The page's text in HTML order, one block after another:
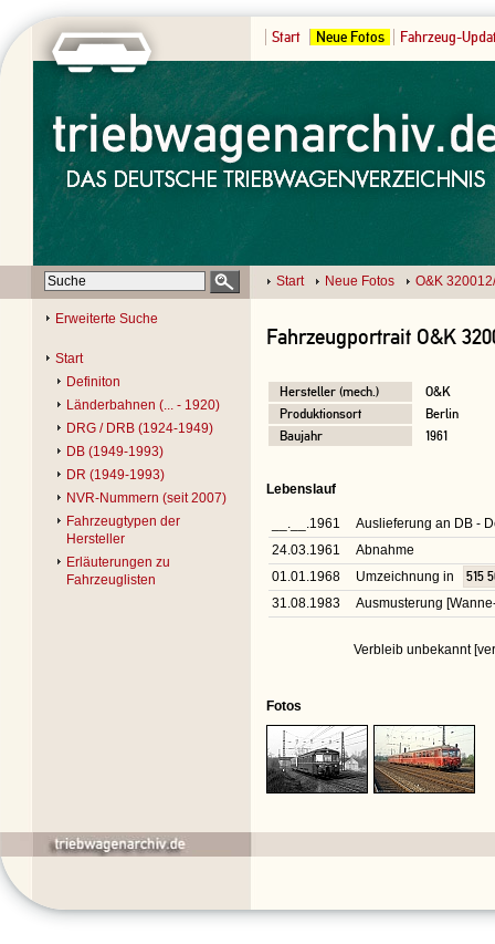
Start Neue Fotos Fahrzeug-
Start Neue Fotos O&K
Erweiterte Suche
Start
Definiton
Länderbahnen (... - 1920)
DRG / DRB (1924-1949)
DB (1949-1993)
DR (1949-1993)
NVR-Nummern (seit 2007)
Fahrzeugtypen der
Hersteller
Erläuterungen zu
Fahrzeuglisten
Fahrzeugportrait O&K
Hersteller (mech.)
O&K
Produktionsort
Berlin
Baujahr
1961
Lebenslauf
__.__.1961
Auslieferung an DB -
24.03.1961
Abnahme
01.01.1968
Umzeichnung in
515
31.08.1983
Ausmusterung
Verbleib unbekannt
Fotos